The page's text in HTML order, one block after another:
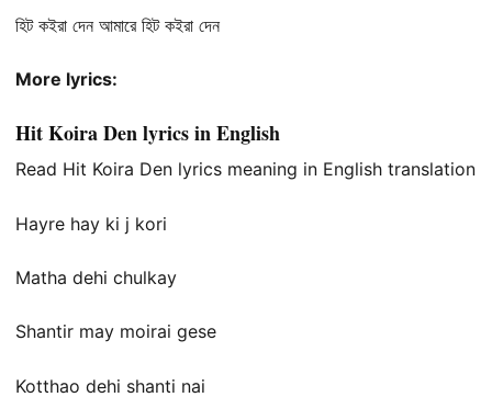
হিট কইরা দেন আমারে হিট কইরা দেন
More lyrics:
Hit Koira Den lyrics in English
Read Hit Koira Den lyrics meaning in English translation
Hayre hay ki j kori
Matha dehi chulkay
Shantir may moirai gese
Kotthao dehi shanti nai